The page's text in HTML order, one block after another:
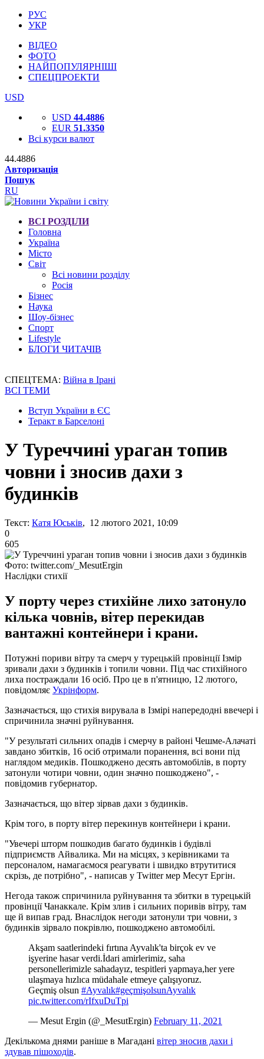
РУС
УКР
ВІДЕО
ФОТО
НАЙПОПУЛЯРНІШІ
СПЕЦПРОЕКТИ
USD
USD 44.4886
EUR 51.3350
Всі курси валют
44.4886
Авторизація
Пошук
RU
ВСІ РОЗДІЛИ
Головна
Україна
Місто
Світ
Всі новини розділу
Росія
Бізнес
Наука
Шоу-бізнес
Спорт
Lifestyle
БЛОГИ ЧИТАЧІВ
СПЕЦТЕМА: Війна в Ірані
ВСІ ТЕМИ
Вступ України в ЄС
Теракт в Барселоні
У Туреччині ураган топив
човни і зносив дахи з
будинків
Текст: Катя Юськів, 12 лютого 2021, 10:09
0
605
Фото: twitter.com/_MesutErgin
Наслідки стихії
У порту через стихійне лихо затонуло
кілька човнів, вітер перекидав
вантажні контейнери і крани.
Потужні пориви вітру та смерч у турецькій провінції Ізмір
зривали дахи з будинків і топили човни. Під час стихійного
лиха постраждали 16 осіб. Про це в п'ятницю, 12 лютого,
повідомляє Укрінформ.
Зазначається, що стихія вирувала в Ізмірі напередодні ввечері і
спричинила значні руйнування.
"У результаті сильних опадів і смерчу в районі Чешме-Алачаті
завдано збитків, 16 осіб отримали поранення, всі вони під
наглядом медиків. Пошкоджено десять автомобілів, в порту
затонули чотири човни, один значно пошкоджено", -
повідомив губернатор.
Зазначається, що вітер зірвав дахи з будинків.
Крім того, в порту вітер перекинув контейнери і крани.
"Увечері шторм пошкодив багато будинків і будівлі
підприємств Айвалика. Ми на місцях, з керівниками та
персоналом, намагаємося реагувати і швидко втрутитися
скрізь, де потрібно", - написав у Twitter мер Месут Ергін.
Негода також спричинила руйнування та збитки в турецькій
провінції Чанаккале. Крім злив і сильних поривів вітру, там
ще й випав град. Внаслідок негоди затонули три човни, з
будинків зірвало покрівлю, пошкоджено автомобілі.
Akşam saatlerindeki fırtına Ayvalık'ta birçok ev ve
işyerine hasar verdi.İdari amirlerimiz, saha
personellerimizle sahadayız, tespitleri yapmaya,her yere
ulaşmaya hızlıca müdahale etmeye çalışıyoruz.
Geçmiş olsun #Ayvalık#geçmişolsunAyvalık
pic.twitter.com/rIfxuDuTpi
— Mesut Ergin (@_MesutErgin) February 11, 2021
Декількома днями раніше в Магадані вітер зносив дахи і
здував пішоходів.